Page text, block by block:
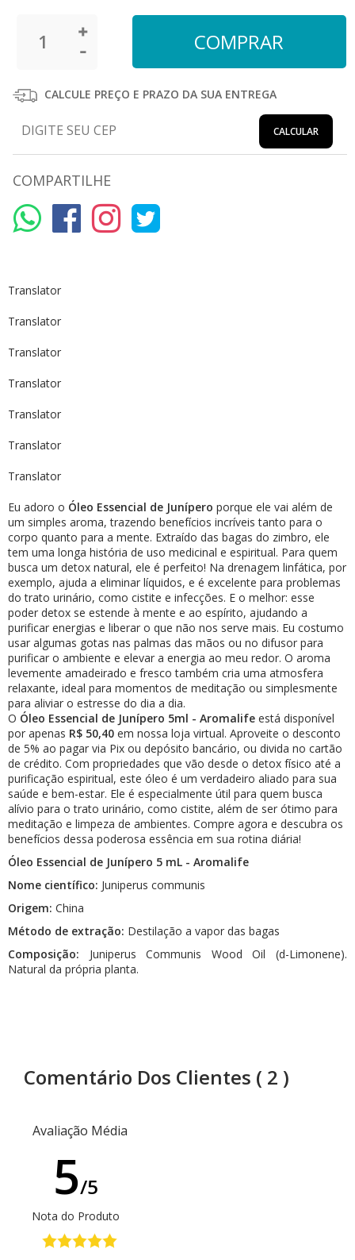
CALCULE PREÇO E PRAZO DA SUA ENTREGA
CALCULAR
COMPARTILHE
Translator
Translator
Translator
Translator
Translator
Translator
Translator
Eu adoro o Óleo Essencial de Junípero porque ele vai além de
um simples aroma, trazendo benefícios incríveis tanto para o
corpo quanto para a mente. Extraído das bagas do zimbro, ele
tem uma longa história de uso medicinal e espiritual. Para quem
busca um detox natural, ele é perfeito! Na drenagem linfática, por
exemplo, ajuda a eliminar líquidos, e é excelente para problemas
do trato urinário, como cistite e infecções. E o melhor: esse
poder detox se estende à mente e ao espírito, ajudando a
purificar energias e liberar o que não nos serve mais. Eu costumo
usar algumas gotas nas palmas das mãos ou no difusor para
purificar o ambiente e elevar a energia ao meu redor. O aroma
levemente amadeirado e fresco também cria uma atmosfera
relaxante, ideal para momentos de meditação ou simplesmente
para aliviar o estresse do dia a dia.
O Óleo Essencial de Junípero 5ml - Aromalife está disponível
por apenas R$ 50,40 em nossa loja virtual. Aproveite o desconto
de 5% ao pagar via Pix ou depósito bancário, ou divida no cartão
de crédito. Com propriedades que vão desde o detox físico até a
purificação espiritual, este óleo é um verdadeiro aliado para sua
saúde e bem-estar. Ele é especialmente útil para quem busca
alívio para o trato urinário, como cistite, além de ser ótimo para
meditação e limpeza de ambientes. Compre agora e descubra os
benefícios dessa poderosa essência em sua rotina diária!
Óleo Essencial de Junípero 5 mL - Aromalife
Nome científico: Juniperus communis
Origem: China
Método de extração: Destilação a vapor das bagas
Composição: Juniperus Communis Wood Oil (d-Limonene).
Natural da própria planta.
Comentário Dos Clientes ( 2 )
Avaliação Média
5/5
Nota do Produto